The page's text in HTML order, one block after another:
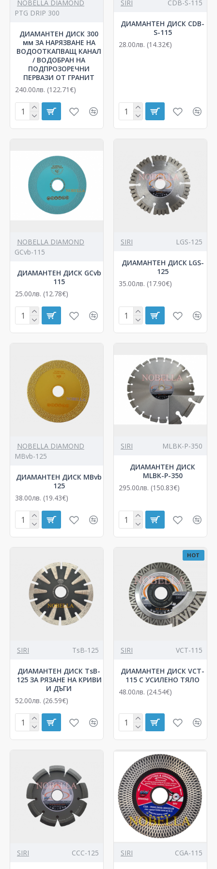
видоизменя, подобрява и променя цветовете на
всичките си продукти без предварително
уведомление на своите клиенти.
NOBELLA DIAMOND
PTG DRIP 300
ДИАМАНТЕН ДИСК 300
мм ЗА НАРЯЗВАНЕ НА
ВОДООТКАПВАЩ КАНАЛ
/ ВОДОБРАН НА
ПОДПРОЗОРЕЧНИ
ПЕРВАЗИ ОТ ГРАНИТ
240.00лв. (122.71€)
SIRI CDB-S-115
ДИАМАНТЕН ДИСК CDB-
S-115
28.00лв. (14.32€)
NOBELLA DIAMOND
GCvb-115
ДИАМАНТЕН ДИСК GCvb
115
25.00лв. (12.78€)
SIRI LGS-125
ДИАМАНТЕН ДИСК LGS-
125
35.00лв. (17.90€)
NOBELLA DIAMOND
MBvb-125
ДИАМАНТЕН ДИСК MBvb
125
38.00лв. (19.43€)
SIRI MLBK-P-350
ДИАМАНТЕН ДИСК
MLBK-P-350
295.00лв. (150.83€)
SIRI TsB-125
ДИАМАНТЕН ДИСК TsB-
125 ЗА РЯЗАНЕ НА КРИВИ
И ДЪГИ
52.00лв. (26.59€)
HOT
SIRI VCT-115
ДИАМАНТЕН ДИСК VCT-
115 С УСИЛЕНО ТЯЛО
48.00лв. (24.54€)
SIRI CCC-125 SIRI CGA-115